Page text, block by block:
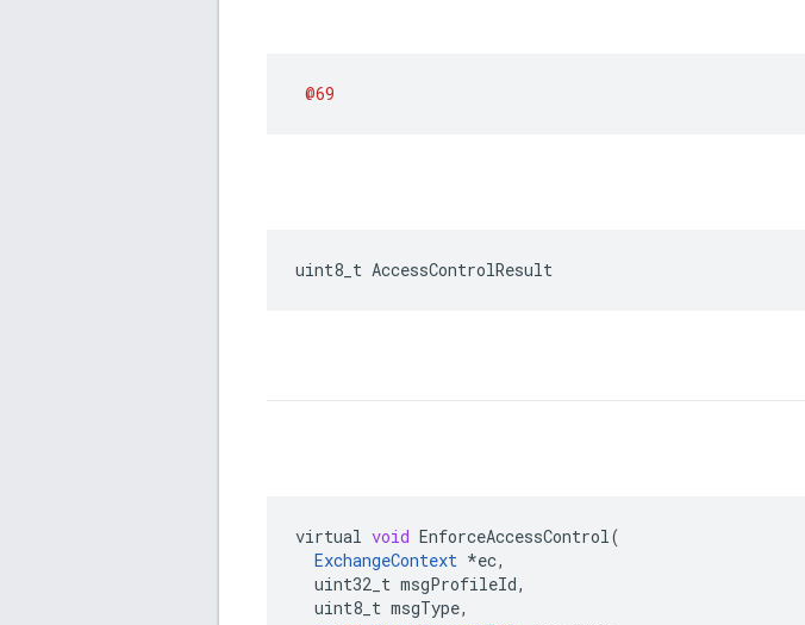
@69
uint8_t AccessControlResult
virtual void EnforceAccessControl(
ExchangeContext *ec,
uint32_t msgProfileId,
uint8_t msgType,